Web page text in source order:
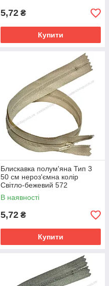
5,72 ₴
Купити
Блискавка полум'яна Тип 3
50 см нероз'ємна колір
Світло-бежевий 572
В наявності
5,72 ₴
Купити